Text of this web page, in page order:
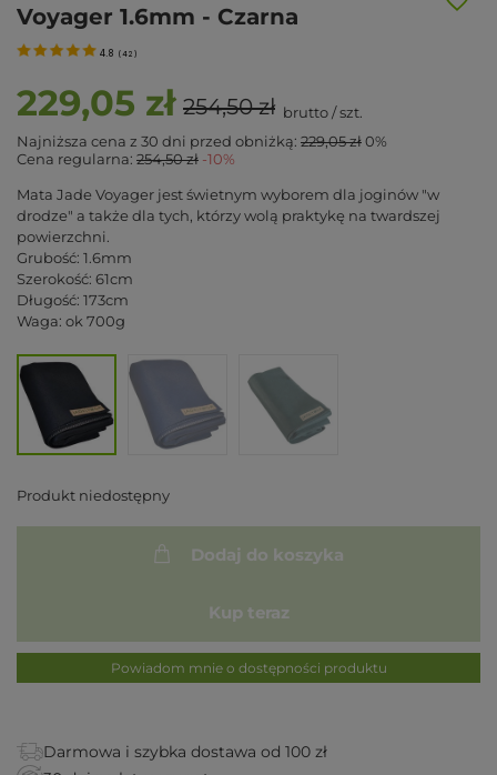
Voyager 1.6mm - Czarna
4.8 (42 )
229,05 zł 254,50 zł brutto/szt.
Najniższa cena z 30 dni przed obniżką: 229,05 zł0%
Cena regularna: 254,50 zł -10%
Mata Jade Voyager jest świetnym wyborem dla joginów "w
drodze" a także dla tych, którzy wolą praktykę na twardszej
powierzchni.
Grubość: 1.6mm
Szerokość: 61cm
Długość: 173cm
Waga: ok 700g
Produkt niedostępny
Dodaj do koszyka
Kup teraz
Powiadom mnie o dostępności produktu
Darmowa i szybka dostawa od 100 zł